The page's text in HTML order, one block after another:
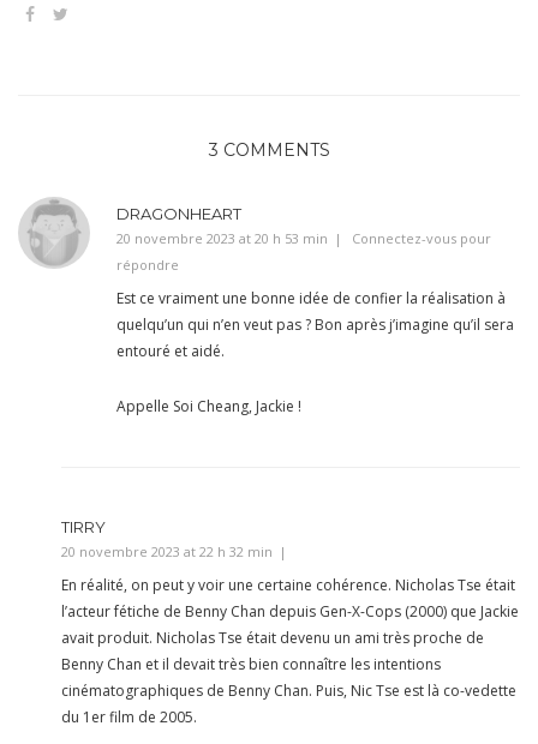
3 COMMENTS
DRAGONHEART
20 novembre 2023 at 20 h 53 min
Connectez-vous pour
répondre
Est ce vraiment une bonne idée de confier la réalisation à
quelqu’un qui n’en veut pas ? Bon après j’imagine qu’il sera
entouré et aidé.
Appelle Soi Cheang, Jackie !
TIRRY
20 novembre 2023 at 22 h 32 min
En réalité, on peut y voir une certaine cohérence. Nicholas Tse était
l’acteur fétiche de Benny Chan depuis Gen-X-Cops (2000) que Jackie
avait produit. Nicholas Tse était devenu un ami très proche de
Benny Chan et il devait très bien connaître les intentions
cinématographiques de Benny Chan. Puis, Nic Tse est là co-vedette
du 1er film de 2005.